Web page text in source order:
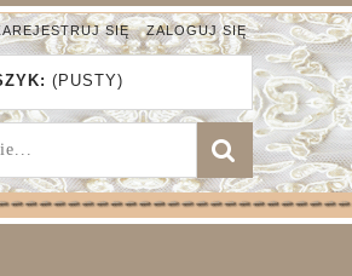
SIĘ ZALOGUJ SIĘ
(PUSTY)